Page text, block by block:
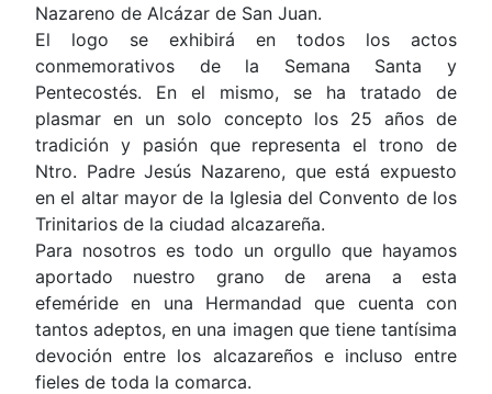
Nazareno de Alcázar de San Juan.
El logo se exhibirá en todos los actos
conmemorativos de la Semana Santa y
Pentecostés. En el mismo, se ha tratado de
plasmar en un solo concepto los 25 años de
tradición y pasión que representa el trono de
Ntro. Padre Jesús Nazareno, que está expuesto
en el altar mayor de la Iglesia del Convento de los
Trinitarios de la ciudad alcazareña.
Para nosotros es todo un orgullo que hayamos
aportado nuestro grano de arena a esta
efeméride en una Hermandad que cuenta con
tantos adeptos, en una imagen que tiene tantísima
devoción entre los alcazareños e incluso entre
fieles de toda la comarca.